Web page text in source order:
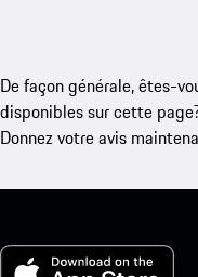
De façon générale, êtes-
disponibles sur cette
Donnez votre avis